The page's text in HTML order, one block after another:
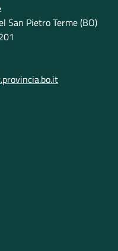
San Pietro Terme (BO)